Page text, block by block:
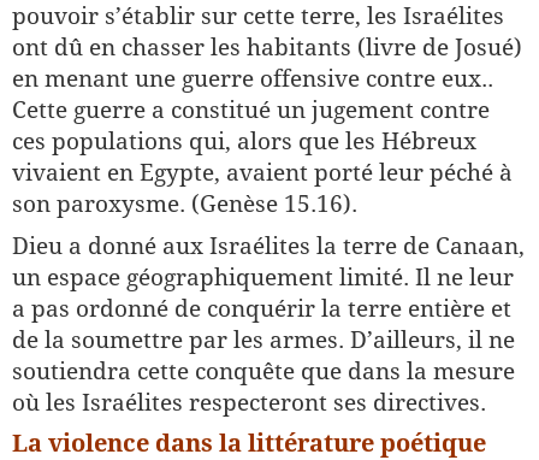
pouvoir s’établir sur cette terre, les Israélites
ont dû en chasser les habitants (livre de Josué)
en menant une guerre offensive contre eux..
Cette guerre a constitué un jugement contre
ces populations qui, alors que les Hébreux
vivaient en Egypte, avaient porté leur péché à
son paroxysme. (Genèse 15.16).
Dieu a donné aux Israélites la terre de Canaan,
un espace géographiquement limité. Il ne leur
a pas ordonné de conquérir la terre entière et
de la soumettre par les armes. D’ailleurs, il ne
soutiendra cette conquête que dans la mesure
où les Israélites respecteront ses directives.
La violence dans la littérature poétique